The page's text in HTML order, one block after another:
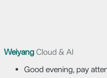
Weiyang Cloud & AI
Good evening, pay